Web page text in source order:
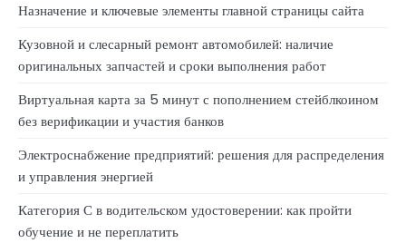
Назначение и ключевые элементы главной страницы сайта
Кузовной и слесарный ремонт автомобилей: наличие
оригинальных запчастей и сроки выполнения работ
Виртуальная карта за 5 минут с пополнением стейблкоином
без верификации и участия банков
Электроснабжение предприятий: решения для распределения
и управления энергией
Категория С в водительском удостоверении: как пройти
обучение и не переплатить